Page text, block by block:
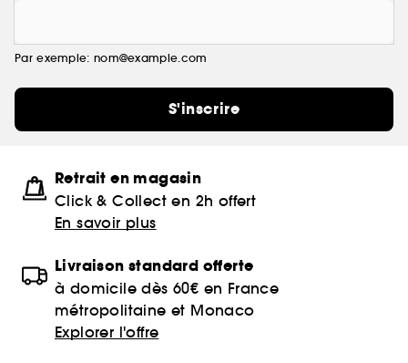
Par exemple: nom@example.com
S'inscrire
Retrait en magasin
Click & Collect en 2h offert
En savoir plus
Livraison standard offerte
à domicile dès 60€ en France
métropolitaine et Monaco
Explorer l'offre